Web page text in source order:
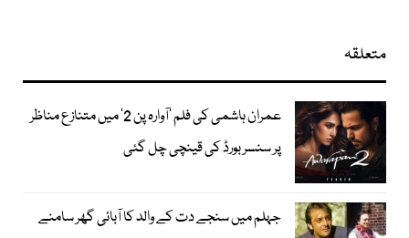
متعلقہ
عمران ہاشمی کی فلم ’آوارہ پن 2‘ میں متنازع مناظر
پر سنسر بورڈ کی قینچی چل گئی
جہلم میں سنجے دت کے والد کا آبائی گھر سامنے